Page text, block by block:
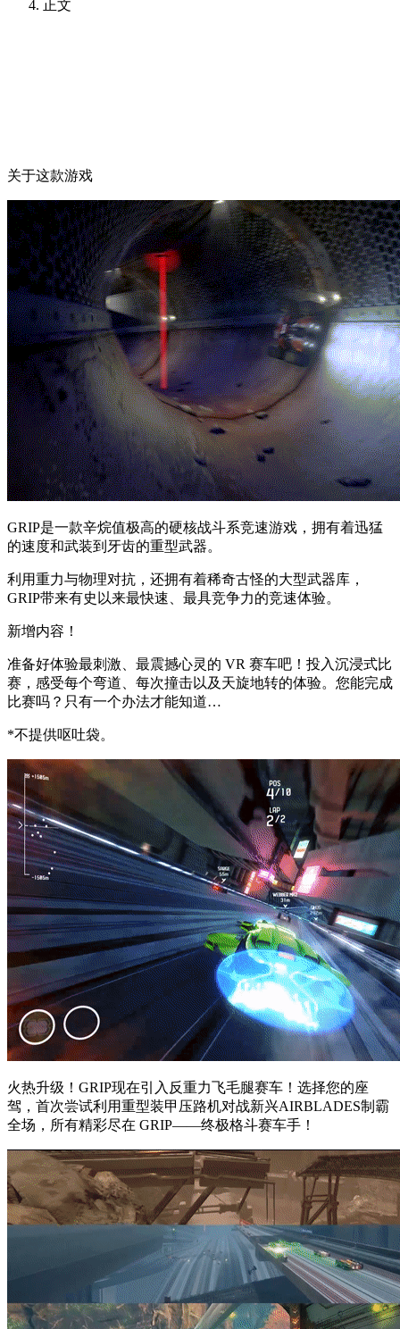
正文
关于这款游戏
GRIP是一款辛烷值极高的硬核战斗系竞速游戏，拥有着迅猛
的速度和武装到牙齿的重型武器。
利用重力与物理对抗，还拥有着稀奇古怪的大型武器库，
GRIP带来有史以来最快速、最具竞争力的竞速体验。
新增内容！
准备好体验最刺激、最震撼心灵的 VR 赛车吧！投入沉浸式比
赛，感受每个弯道、每次撞击以及天旋地转的体验。您能完成
比赛吗？只有一个办法才能知道…
*不提供呕吐袋。
火热升级！GRIP现在引入反重力飞毛腿赛车！选择您的座
驾，首次尝试利用重型装甲压路机对战新兴AIRBLADES制霸
全场，所有精彩尽在 GRIP——终极格斗赛车手！